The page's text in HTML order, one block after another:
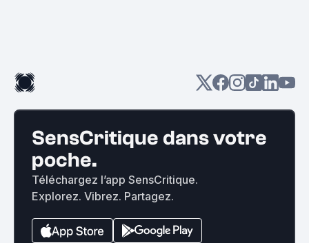
SensCritique dans votre
poche.
Téléchargez l’app SensCritique.
Explorez. Vibrez. Partagez.